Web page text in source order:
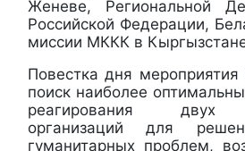
Женеве, Региональной
Российской Федерации,
миссии МККК в
Повестка дня
поиск наиболее
реагирования двух
организаций для
гуманитарных проблем,